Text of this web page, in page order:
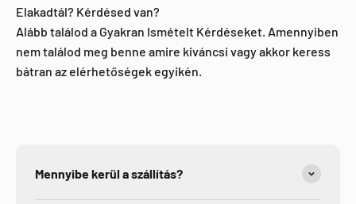
Elakadtál? Kérdésed van?
Alább találod a Gyakran Ismételt Kérdéseket. Amennyiben
nem találod meg benne amire kiváncsi vagy akkor keress
bátran az elérhetőségek egyikén.
Mennyibe kerül a szállítás?